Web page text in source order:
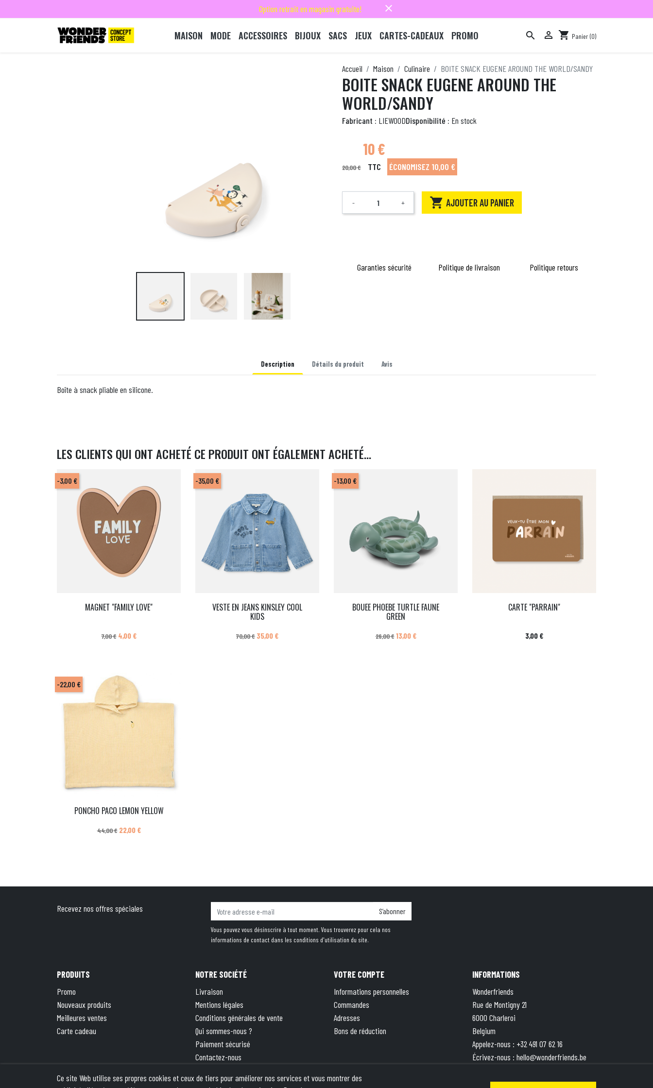
Option retrait en magasin gratuite! close
MAISON MODE ACCESSOIRES BIJOUX SACS JEUX CARTES-CADEAUX PROMO   shopping_cart Panier (0)
Accueil Maison Culinaire BOITE SNACK EUGENE AROUND THE WORLD/SANDY
BOITE SNACK EUGENE AROUND THE
WORLD/SANDY
Fabricant : LIEWOODDisponibilité : En stock
20,00 €
10 €
TTC ÉCONOMISEZ 10,00 €
Quantité
- +  AJOUTER AU PANIER
Garanties sécurité Politique de livraison Politique retours
Description Détails du produit Avis
Boîte à snack pliable en silicone.
LES CLIENTS QUI ONT ACHETÉ CE PRODUIT ONT ÉGALEMENT ACHETÉ...
MAGNET "FAMILY LOVE"
Prix de base
7,00 € Prix
4,00 €
-3,00 €
VESTE EN JEANS KINSLEY COOL
KIDS
Prix de base
70,00 € Prix
35,00 €
-35,00 €
BOUEE PHOEBE TURTLE FAUNE
GREEN
Prix de base
26,00 € Prix
13,00 €
-13,00 €
CARTE "PARRAIN"
Prix
3,00 €
PONCHO PACO LEMON YELLOW
Prix de base
44,00 € Prix
22,00 €
-22,00 €
Recevez nos offres spéciales S’abonner
Vous pouvez vous désinscrire à tout moment. Vous trouverez pour cela nos
informations de contact dans les conditions d'utilisation du site.
PRODUITS
Promo
Nouveaux produits
Meilleures ventes
Carte cadeau
NOTRE SOCIÉTÉ
Livraison
Mentions légales
Conditions générales de vente
Qui sommes-nous ?
Paiement sécurisé
Contactez-nous
La boutique
VOTRE COMPTE
Informations personnelles
Commandes
Adresses
Bons de réduction
INFORMATIONS
Wonderfriends
Rue de Montigny 21
6000 Charleroi
Belgium
Appelez-nous : +32 491 07 62 16
Écrivez-nous : hello@wonderfriends.be
3630 8527 5871
Ce site Web utilise ses propres cookies et ceux de tiers pour améliorer nos services et vous montrer des